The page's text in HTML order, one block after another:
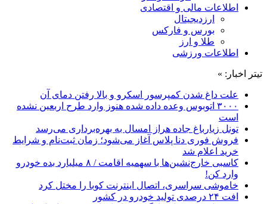
اطلاعات مالی و اقتصادی
ارزدیجیتال
بورس و فارکس
طلا و ارز
اطلاعات ورزشی
تیتر اخبار: »
علت داغ شدن کمپرسور اسکرو و بالا رفتن دمای آن
۳۰۰۰ اتوبوس وعده داده شده هنوز وارد طرح اربعین نشده
است
تونل زیارباغ جاده هراز امسال به بهره‌برداری می‌رسد
فروش فوری دنا پلاس آغاز می‌شود؛ زمان ثبت‌نام و شرایط
خرید اعلام شد
کاسبی خارج‌نشین‌ها با سهمیه اقامت / ۸ میلیارد بده خودرو
وارد کن!
خاموشی سراسری، اتصال اینترنت کوبا را مختل کرد
افت ۲۴ درصدی تولید خودرو در کشور